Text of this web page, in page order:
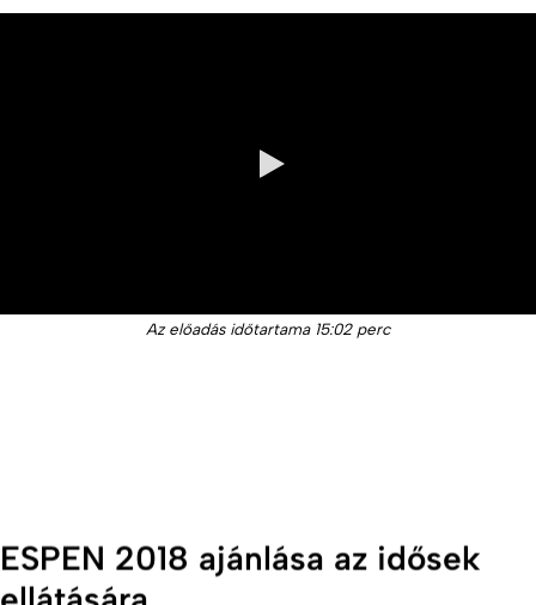
Az előadás időtartama 15:02 perc
ESPEN 2018 ajánlása az idősek